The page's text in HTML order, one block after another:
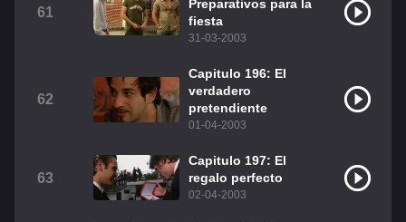
61
Preparativos para la
fiesta
31-03-2003
62
Capitulo 196: El
verdadero
pretendiente
01-04-2003
63
Capitulo 197: El
regalo perfecto
02-04-2003